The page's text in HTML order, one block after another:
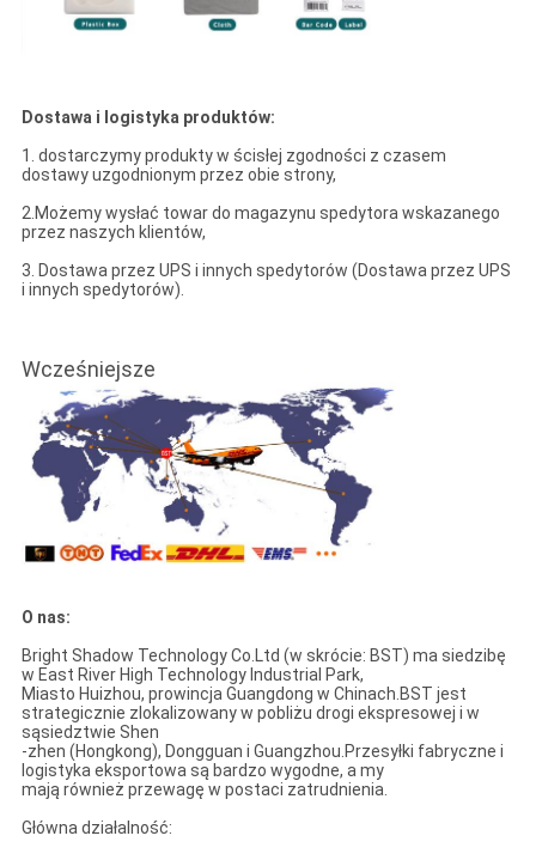
Dostawa i logistyka produktów:
1. dostarczymy produkty w ścisłej zgodności z czasem
dostawy uzgodnionym przez obie strony,
2.Możemy wysłać towar do magazynu spedytora wskazanego
przez naszych klientów,
3. Dostawa przez UPS i innych spedytorów (Dostawa przez UPS
i innych spedytorów).
Wcześniejsze
O nas:
Bright Shadow Technology Co.Ltd (w skrócie: BST) ma siedzibę
w East River High Technology Industrial Park,
Miasto Huizhou, prowincja Guangdong w Chinach.BST jest
strategicznie zlokalizowany w pobliżu drogi ekspresowej i w
sąsiedztwie Shen
-zhen (Hongkong), Dongguan i Guangzhou.Przesyłki fabryczne i
logistyka eksportowa są bardzo wygodne, a my
mają również przewagę w postaci zatrudnienia.
Główna działalność: